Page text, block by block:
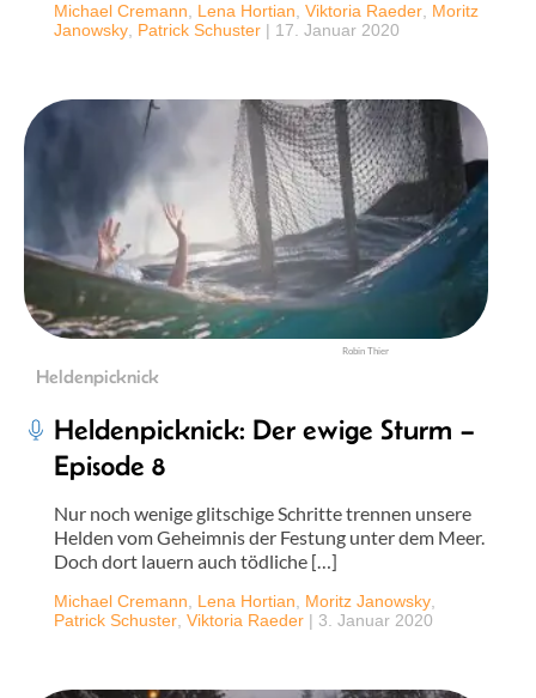
Michael Cremann Lena Hortian Viktoria Raeder Moritz
Janowsky Patrick Schuster | 17. Januar 2020
Robin Thier
Heldenpicknick
Heldenpicknick: Der ewige Sturm –
Episode 8
Nur noch wenige glitschige Schritte trennen unsere
Helden vom Geheimnis der Festung unter dem Meer.
Doch dort lauern auch tödliche […]
Michael Cremann Lena Hortian Moritz Janowsky
Patrick Schuster Viktoria Raeder | 3. Januar 2020